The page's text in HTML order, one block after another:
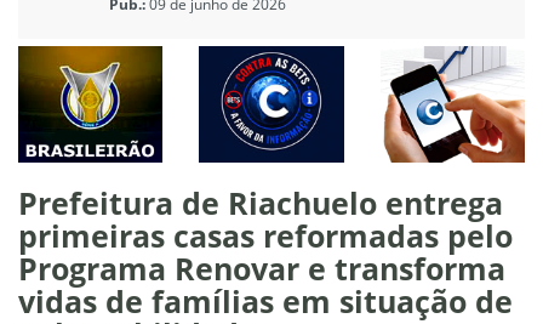
Prefeitura de Riachuelo entrega
primeiras casas reformadas pelo
Programa Renovar e transforma
vidas de famílias em situação de